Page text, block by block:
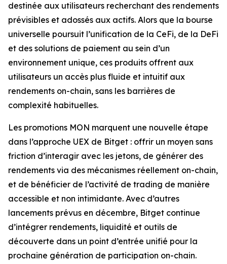
destinée aux utilisateurs recherchant des rendements
prévisibles et adossés aux actifs. Alors que la bourse
universelle poursuit l’unification de la CeFi, de la DeFi
et des solutions de paiement au sein d’un
environnement unique, ces produits offrent aux
utilisateurs un accès plus fluide et intuitif aux
rendements on-chain, sans les barrières de
complexité habituelles.
Les promotions MON marquent une nouvelle étape
dans l’approche UEX de Bitget : offrir un moyen sans
friction d’interagir avec les jetons, de générer des
rendements via des mécanismes réellement on-chain,
et de bénéficier de l’activité de trading de manière
accessible et non intimidante. Avec d’autres
lancements prévus en décembre, Bitget continue
d’intégrer rendements, liquidité et outils de
découverte dans un point d’entrée unifié pour la
prochaine génération de participation on-chain.